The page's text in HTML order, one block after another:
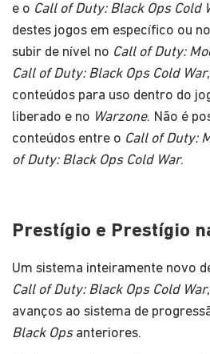
e o Call of Duty: Black Ops Cold
destes jogos em específico ou no
subir de nível no Call of Duty:
Call of Duty: Black Ops Cold War
conteúdos para uso dentro do
liberado e no Warzone. Não é
conteúdos entre o Call of Duty:
of Duty: Black Ops Cold War.
Prestígio e Prestígio
Um sistema inteiramente novo
Call of Duty: Black Ops Cold War
avanços ao sistema de
Black Opsanteriores.